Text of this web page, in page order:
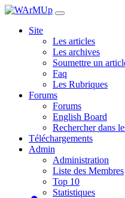
Site
Les articles
Les archives
Soumettre un
Faq
Les Rubriques
Forums
Forums
English Board
Rechercher dans
Téléchargements
Admin
Administration
Liste des Membres
Top 10
Statistiques